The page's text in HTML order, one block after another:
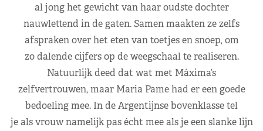
al jong het gewicht van haar oudste dochter
nauwlettend in de gaten. Samen maakten ze zelfs
afspraken over het eten van toetjes en snoep, om
zo dalende cijfers op de weegschaal te realiseren.
Natuurlijk deed dat wat met Máxima’s
zelfvertrouwen, maar Maria Pame had er een goede
bedoeling mee. In de Argentijnse bovenklasse tel
je als vrouw namelijk pas écht mee als je een slanke lijn